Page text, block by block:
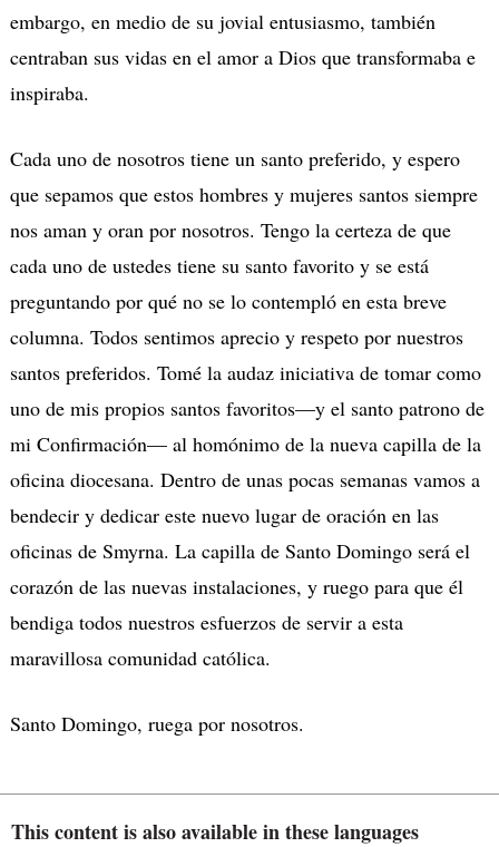
embargo, en medio de su jovial entusiasmo, también
centraban sus vidas en el amor a Dios que transformaba e
inspiraba.
Cada uno de nosotros tiene un santo preferido, y espero
que sepamos que estos hombres y mujeres santos siempre
nos aman y oran por nosotros. Tengo la certeza de que
cada uno de ustedes tiene su santo favorito y se está
preguntando por qué no se lo contempló en esta breve
columna. Todos sentimos aprecio y respeto por nuestros
santos preferidos. Tomé la audaz iniciativa de tomar como
uno de mis propios santos favoritos—y el santo patrono de
mi Confirmación— al homónimo de la nueva capilla de la
oficina diocesana. Dentro de unas pocas semanas vamos a
bendecir y dedicar este nuevo lugar de oración en las
oficinas de Smyrna. La capilla de Santo Domingo será el
corazón de las nuevas instalaciones, y ruego para que él
bendiga todos nuestros esfuerzos de servir a esta
maravillosa comunidad católica.
Santo Domingo, ruega por nosotros.
This content is also available in these languages